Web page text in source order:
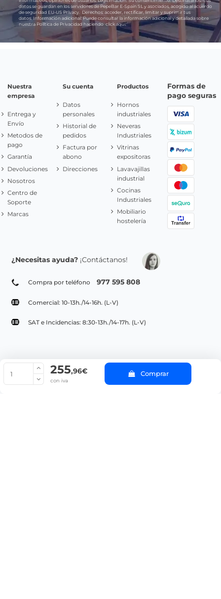
255,96€
con iva
Comprar
datos se guardan en los servidores de PepeBar E-Spain SL y asociados, acogido al acuerdo
de seguridad EU-US Privacy.
Derechos: acceder, rectificar, limitar y suprimir tus
datos. Información adicional:Puede consultar la información adicional y detallada sobre
nuestra Política de Privacidad haciendoclick aquí.
Nuestra
empresa
Entrega y
Envío
Metodos de
pago
Garantía
Devoluciones
Nosotros
Centro de
Soporte
Marcas
Su cuenta
Datos
personales
Historial de
pedidos
Factura por
abono
Direcciones
Productos
Hornos
industriales
Neveras
Industriales
Vitrinas
expositoras
Lavavajillas
industrial
Cocinas
Industriales
Mobiliario
hostelería
Formas de
pago seguras
¿Necesitas ayuda? ¡Contáctanos!
Compra por teléfono 977 595 808
Comercial: 10-13h./14-16h. (L-V)
SAT e Incidencias: 8:30-13h./14-17h. (L-V)
© Copyright 2022 PepeBar.com |
Aviso legal y
Condiciones generales de compra |